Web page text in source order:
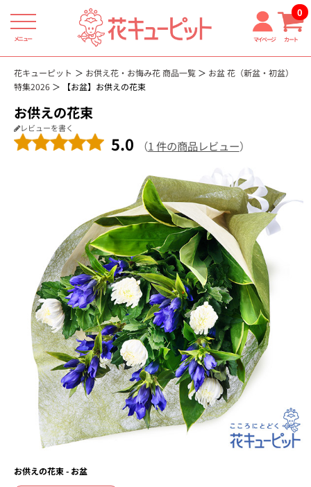
メニュー マイページ カート
0
花キューピット お供え花・お悔み花 商品一覧
お盆 花（新盆・初盆）
特集2026
【お盆】お供えの花束
お供えの花束
レビューを書く
5.0 （1 件の商品レビュー）
お供えの花束 - お盆